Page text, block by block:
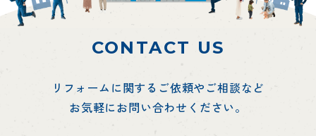
CONTACT US
リフォームに関するご依頼やご相談など
お気軽にお問い合わせください。